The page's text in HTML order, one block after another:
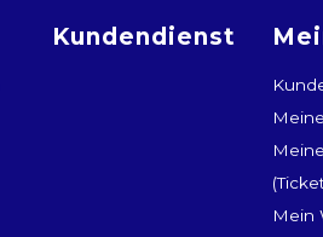
Kundendienst
Mein